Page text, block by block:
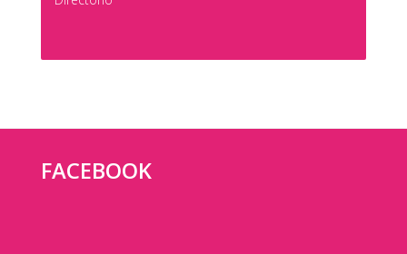
FACEBOOK